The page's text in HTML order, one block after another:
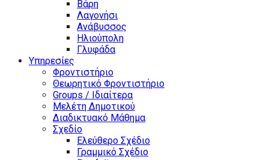
Βάρη
Λαγονήσι
Ανάβυσσος
Ηλιούπολη
Γλυφάδα
Υπηρεσίες
Φροντιστήριο
Θεωρητικό Φροντιστήριο
Groups / Ιδιαίτερα
Μελέτη Δημοτικού
Διαδικτυακό Μάθημα
Σχεδίο
Ελεύθερο Σχέδιο
Γραμμικό Σχέδιο